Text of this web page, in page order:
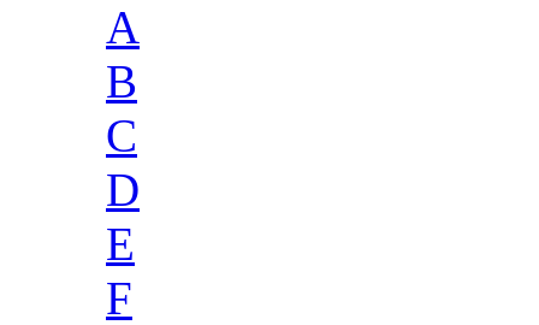
A
B
C
D
E
F